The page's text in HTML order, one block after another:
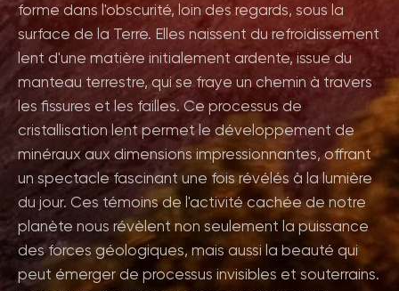
forme dans l'obscurité, loin des regards, sous la
surface de la Terre. Elles naissent du refroidissement
lent d'une matière initialement ardente, issue du
manteau terrestre, qui se fraye un chemin à travers
les fissures et les failles. Ce processus de
cristallisation lent permet le développement de
minéraux aux dimensions impressionnantes, offrant
un spectacle fascinant une fois révélés à la lumière
du jour. Ces témoins de l'activité cachée de notre
planète nous révèlent non seulement la puissance
des forces géologiques, mais aussi la beauté qui
peut émerger de processus invisibles et souterrains.